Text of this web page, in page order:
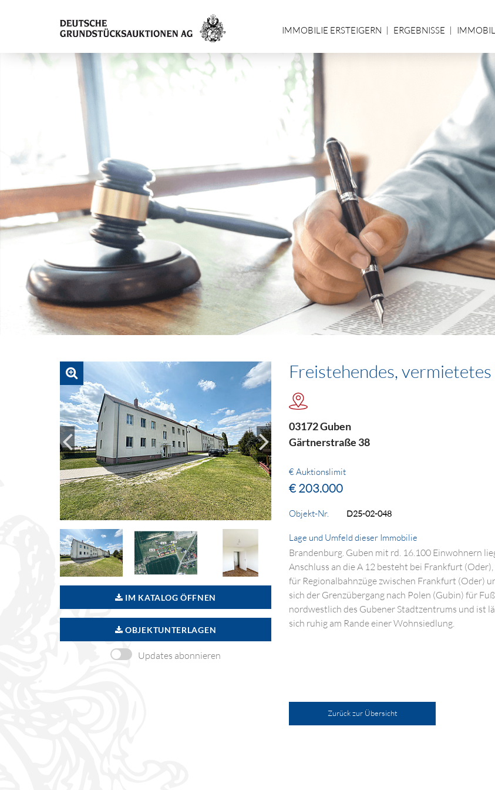
IMMOBILIE ERSTEIGERN ERGEBNISSE
IM KATALOG ÖFFNEN
OBJEKTUNTERLAGEN
Updates abonnieren
Freistehendes,
03172 Guben
Gärtnerstraße 38
€ Auktionslimit
€ 203.000
Objekt-Nr. D25-02-048
Lage und Umfeld dieser Immobilie
Brandenburg. Guben mit rd. 16.100 Einwohnern
Anschluss an die A 12 besteht bei Frankfurt
für Regionalbahnzüge zwischen Frankfurt (Oder)
sich der Grenzübergang nach Polen (Gubin) für
nordwestlich des Gubener Stadtzentrums und ist
sich ruhig am Rande einer Wohnsiedlung.
Zurück zur Übersicht